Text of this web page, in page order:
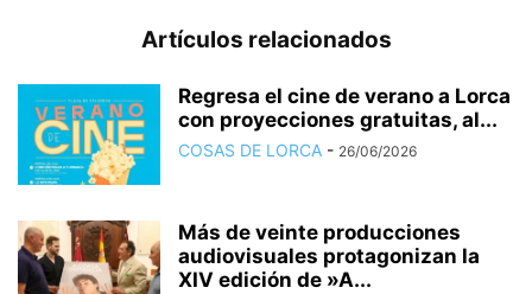
Artículos relacionados
Regresa el cine de verano a Lorca
con proyecciones gratuitas, al...
COSAS DE LORCA - 26/06/2026
Más de veinte producciones
audiovisuales protagonizan la
XIV edición de »A...